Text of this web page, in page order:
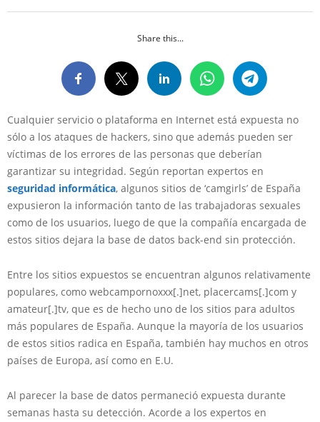
Share this...
Cualquier servicio o plataforma en Internet está expuesta no
sólo a los ataques de hackers, sino que además pueden ser
víctimas de los errores de las personas que deberían
garantizar su integridad. Según reportan expertos en
seguridad informática, algunos sitios de ‘camgirls’ de España
expusieron la información tanto de las trabajadoras sexuales
como de los usuarios, luego de que la compañía encargada de
estos sitios dejara la base de datos back-end sin protección.
Entre los sitios expuestos se encuentran algunos relativamente
populares, como webcampornoxxx[.]net, placercams[.]com y
amateur[.]tv, que es de hecho uno de los sitios para adultos
más populares de España. Aunque la mayoría de los usuarios
de estos sitios radica en España, también hay muchos en otros
países de Europa, así como en E.U.
Al parecer la base de datos permaneció expuesta durante
semanas hasta su detección. Acorde a los expertos en